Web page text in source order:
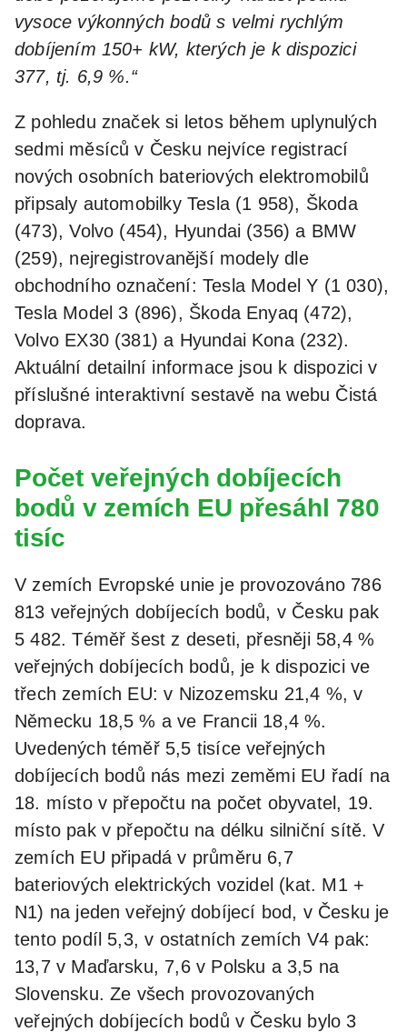
vysoce výkonných bodů s velmi rychlým
dobíjením 150+ kW, kterých je k dispozici
377, tj. 6,9 %.“
Z pohledu značek si letos během uplynulých
sedmi měsíců v Česku nejvíce registrací
nových osobních bateriových elektromobilů
připsaly automobilky Tesla (1 958), Škoda
(473), Volvo (454), Hyundai (356) a BMW
(259), nejregistrovanější modely dle
obchodního označení: Tesla Model Y (1 030),
Tesla Model 3 (896), Škoda Enyaq (472),
Volvo EX30 (381) a Hyundai Kona (232).
Aktuální detailní informace jsou k dispozici v
příslušné interaktivní sestavě na webu Čistá
doprava.
Počet veřejných dobíjecích
bodů v zemích EU přesáhl 780
tisíc
V zemích Evropské unie je provozováno 786
813 veřejných dobíjecích bodů, v Česku pak
5 482. Téměř šest z deseti, přesněji 58,4 %
veřejných dobíjecích bodů, je k dispozici ve
třech zemích EU: v Nizozemsku 21,4 %, v
Německu 18,5 % a ve Francii 18,4 %.
Uvedených téměř 5,5 tisíce veřejných
dobíjecích bodů nás mezi zeměmi EU řadí na
18. místo v přepočtu na počet obyvatel, 19.
místo pak v přepočtu na délku silniční sítě. V
zemích EU připadá v průměru 6,7
bateriových elektrických vozidel (kat. M1 +
N1) na jeden veřejný dobíjecí bod, v Česku je
tento podíl 5,3, v ostatních zemích V4 pak:
13,7 v Maďarsku, 7,6 v Polsku a 3,5 na
Slovensku. Ze všech provozovaných
veřejných dobíjecích bodů v Česku bylo 3